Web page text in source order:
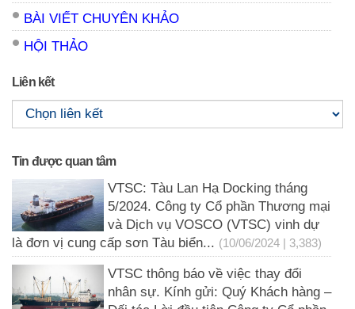
BÀI VIẾT CHUYÊN KHẢO
HỘI THẢO
Liên kết
Tin được quan tâm
VTSC: Tàu Lan Hạ Docking tháng
5/2024. Công ty Cổ phần Thương mại
và Dịch vụ VOSCO (VTSC) vinh dự
là đơn vị cung cấp sơn Tàu biển... (10/06/2024 | 3,383)
VTSC thông báo về việc thay đổi
nhân sự. Kính gửi: Quý Khách hàng –